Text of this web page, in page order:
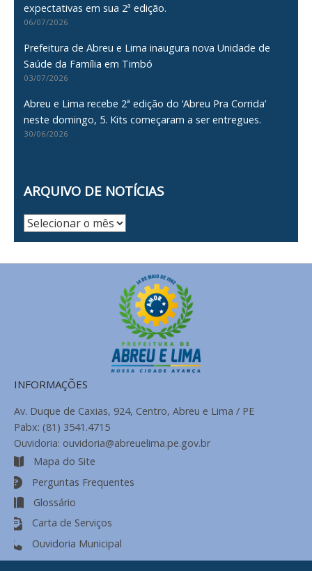
expectativas em sua 2ª edição.
06/07/2026
Prefeitura de Abreu e Lima inaugura nova Unidade de
Saúde da Família em Timbó
03/07/2026
Abreu e Lima recebe 2ª edição do ‘Abreu Pra Corrida’
neste domingo, 5. Kits começaram a ser entregues.
30/06/2026
ARQUIVO DE NOTÍCIAS
Arquivo
INFORMAÇÕES
Av. Duque de Caxias, 924, Centro, Abreu e Lima / PE
Pabx: (81) 3541.4715
Ouvidoria: ouvidoria@abreuelima.pe.gov.br
Mapa do Site
Perguntas Frequentes
Glossário
Carta de Serviços
Ouvidoria Municipal